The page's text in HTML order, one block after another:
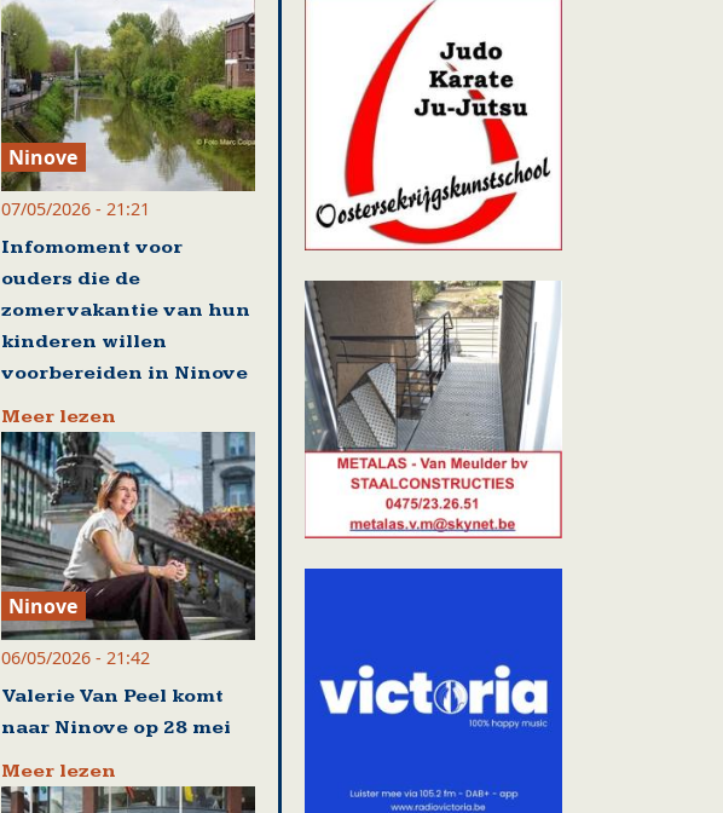
Ninove
07/05/2026 - 21:21
Infomoment voor
ouders die de
zomervakantie van hun
kinderen willen
voorbereiden in Ninove
Meer lezen
Ninove
06/05/2026 - 21:42
Valerie Van Peel komt
naar Ninove op 28 mei
Meer lezen